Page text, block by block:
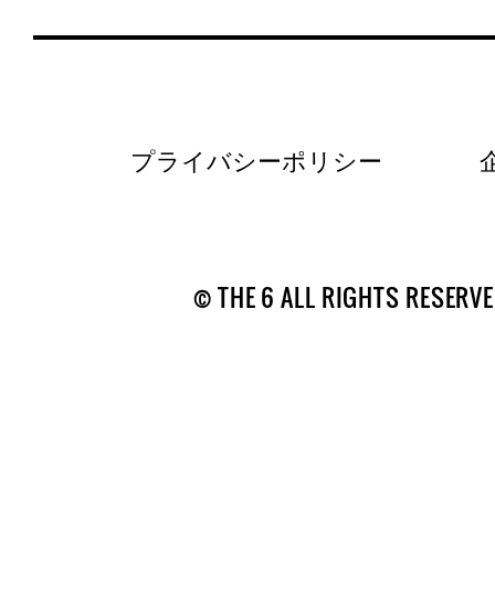
プライバシーポリシー
© THE 6 ALL RIGHTS